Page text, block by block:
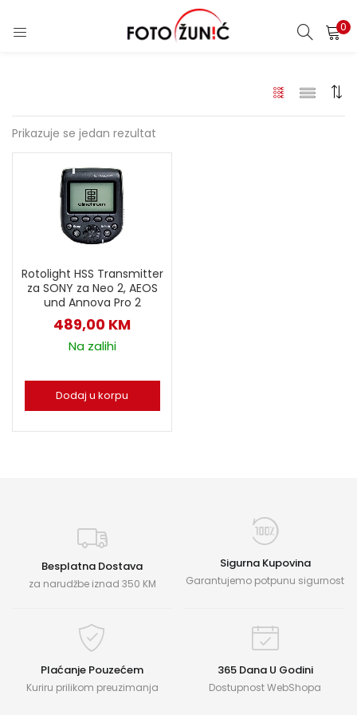
0
Prikazuje se jedan rezultat
Rotolight HSS Transmitter
za SONY za Neo 2, AEOS
und Annova Pro 2
489,00 KM
Na zalihi
Dodaj u korpu
Besplatna Dostava
za narudžbe iznad 350 KM
Sigurna Kupovina
Garantujemo potpunu sigurnost
Plaćanje Pouzećem
Kuriru prilikom preuzimanja
365 Dana U Godini
Dostupnost WebShopa